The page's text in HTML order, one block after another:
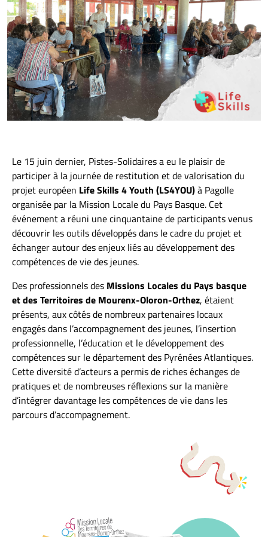
Le 15 juin dernier, Pistes-Solidaires a eu le plaisir de
participer à la journée de restitution et de valorisation du
projet européen Life Skills 4 Youth (LS4YOU)à Pagolle
organisée par la Mission Locale du Pays Basque. Cet
événement a réuni une cinquantaine de participants venus
découvrir les outils développés dans le cadre du projet et
échanger autour des enjeux liés au développement des
compétences de vie des jeunes.
Des professionnels des Missions Locales du Pays basque
et des Territoires de Mourenx-Oloron-Orthez, étaient
présents, aux côtés de nombreux partenaires locaux
engagés dans l’accompagnement des jeunes, l’insertion
professionnelle, l’éducation et le développement des
compétences sur le département des Pyrénées Atlantiques.
Cette diversité d’acteurs a permis de riches échanges de
pratiques et de nombreuses réflexions sur la manière
d’intégrer davantage les compétences de vie dans les
parcours d’accompagnement.